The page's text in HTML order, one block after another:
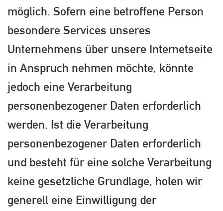
möglich. Sofern eine betroffene Person
besondere Services unseres
Unternehmens über unsere Internetseite
in Anspruch nehmen möchte, könnte
jedoch eine Verarbeitung
personenbezogener Daten erforderlich
werden. Ist die Verarbeitung
personenbezogener Daten erforderlich
und besteht für eine solche Verarbeitung
keine gesetzliche Grundlage, holen wir
generell eine Einwilligung der